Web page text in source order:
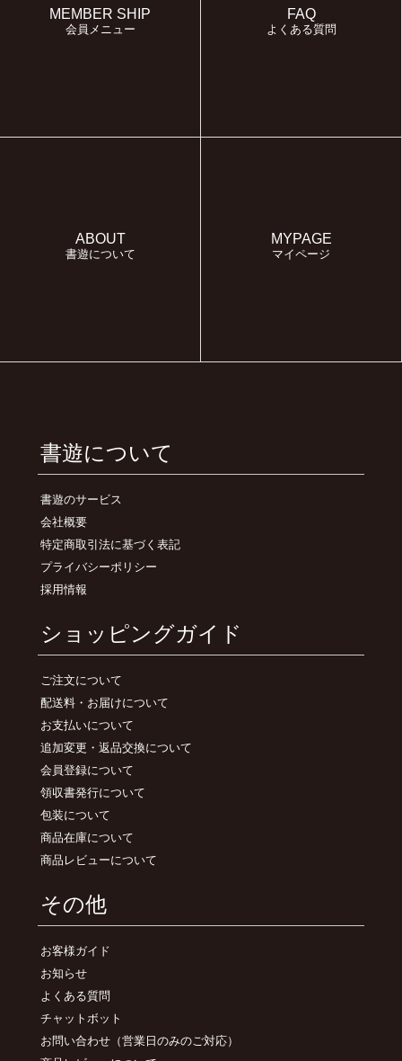
MEMBER SHIP
会員メニュー
FAQ
よくある質問
ABOUT
書遊について
MYPAGE
マイページ
書遊について
書遊のサービス
会社概要
特定商取引法に基づく表記
プライバシーポリシー
採用情報
ショッピングガイド
ご注文について
配送料・お届けについて
お支払いについて
追加変更・返品交換について
会員登録について
領収書発行について
包装について
商品在庫について
商品レビューについて
その他
お客様ガイド
お知らせ
よくある質問
チャットボット
お問い合わせ （営業日のみのご対応）